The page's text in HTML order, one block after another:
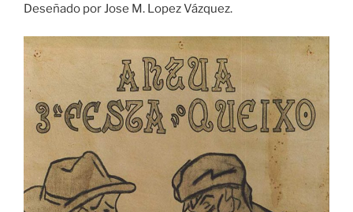
Deseñado por Jose M. Lopez Vázquez.